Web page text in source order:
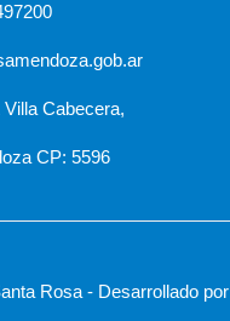
Cabecera,
CP: 5596
Rosa - Desarrollado por